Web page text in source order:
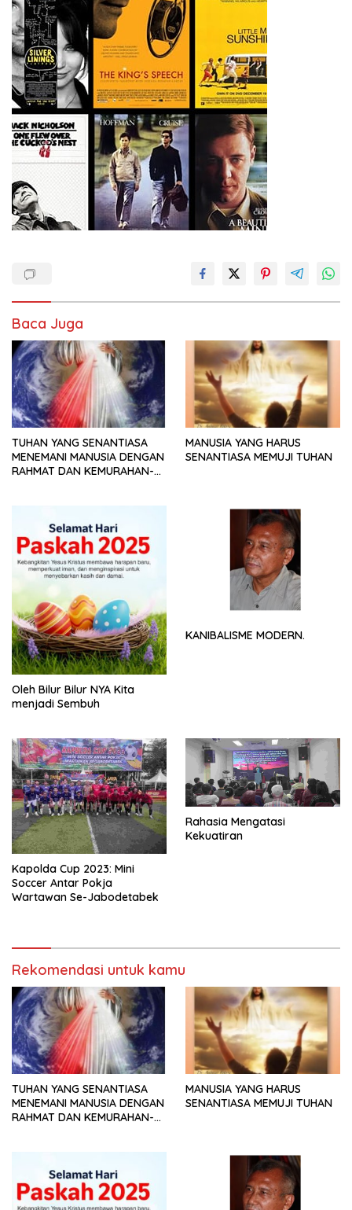
Baca Juga
TUHAN YANG SENANTIASA
MENEMANI MANUSIA DENGAN
RAHMAT DAN KEMURAHAN-
MANUSIA YANG HARUS
SENANTIASA MEMUJI TUHAN
Oleh Bilur Bilur NYA Kita
menjadi Sembuh
KANIBALISME MODERN.
Kapolda Cup 2023: Mini
Soccer Antar Pokja
Wartawan Se-Jabodetabek
Rahasia Mengatasi
Kekuatiran
Rekomendasi untuk kamu
TUHAN YANG SENANTIASA
MENEMANI MANUSIA DENGAN
RAHMAT DAN KEMURAHAN-
MANUSIA YANG HARUS
SENANTIASA MEMUJI TUHAN